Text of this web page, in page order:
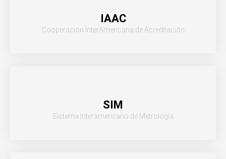
IAAC
Cooperación InterAmericana de Acreditación
SIM
Sistema Interamericano de Metrología